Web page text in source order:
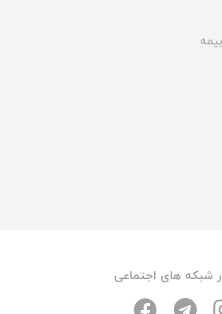
شبکه های اجتماعی